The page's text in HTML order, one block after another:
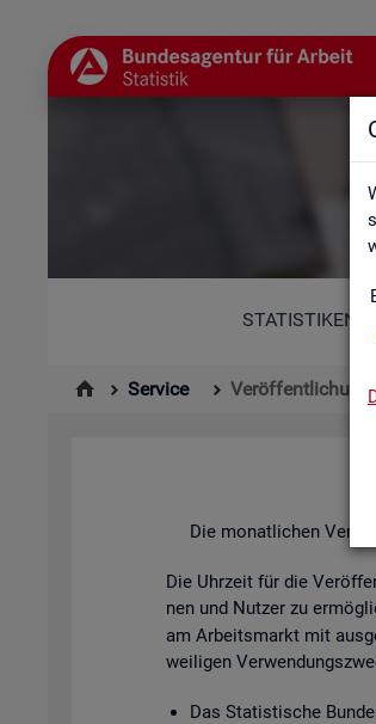
STATISTIKEN
Service
Die mo­nat­li­chen
Die Uhr­zeit für die
nen und Nut­zer zu
am Ar­beits­markt mit
wei­li­gen
Das Sta­tis­ti­sche